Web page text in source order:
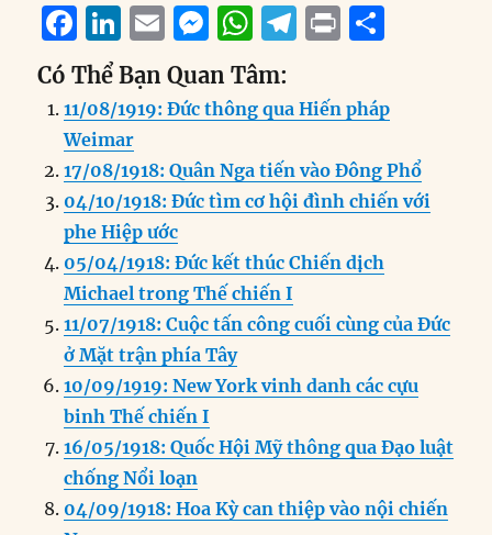
F
a
c
e
b
o
o
k
Li
n
k
e
d
I
n
E
m
ai
l
M
e
ss
e
n
g
W
h
at
s
A
p
T
e
g
r
a
P
n
t
a
re
Có Thể Bạn Quan Tâm:
11/08/1919: Đức thông qua Hiến pháp
Weimar
17/08/1918: Quân Nga tiến vào Đông Phổ
04/10/1918: Đức tìm cơ hội đình chiến với
phe Hiệp ước
05/04/1918: Đức kết thúc Chiến dịch
Michael trong Thế chiến I
11/07/1918: Cuộc tấn công cuối cùng của Đức
ở Mặt trận phía Tây
10/09/1919: New York vinh danh các cựu
binh Thế chiến I
16/05/1918: Quốc Hội Mỹ thông qua Đạo luật
chống Nổi loạn
04/09/1918: Hoa Kỳ can thiệp vào nội chiến